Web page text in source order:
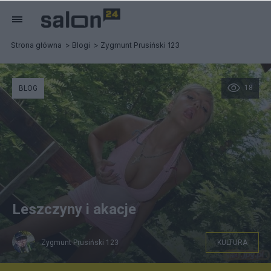
Strona główna Blogi Zygmunt Prusiński 123
18
BLOG
Leszczyny i akacje
Zygmunt Prusiński 123 KULTURA